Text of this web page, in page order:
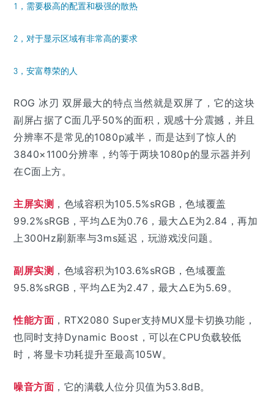
1，需要极高的配置和极强的散热
2，对于显示区域有非常高的要求
3，安富尊荣的人
ROG 冰刃 双屏最大的特点当然就是双屏了，它的这块
副屏占据了C面几乎50%的面积，观感十分震撼，并且
分辨率不是常见的1080p减半，而是达到了惊人的
3840×1100分辨率，约等于两块1080p的显示器并列
在C面上方。
主屏实测 ，色域容积为105.5%sRGB，色域覆盖
99.2%sRGB，平均△E为0.76，最大△E为2.84，再加
上300Hz刷新率与3ms延迟，玩游戏没问题。
副屏实测 ，色域容积为103.6%sRGB，色域覆盖
95.8%sRGB，平均△E为2.47，最大△E为5.69。
性能方面 ，RTX2080 Super支持MUX显卡切换功能，
也同时支持Dynamic Boost，可以在CPU负载较低
时，将显卡功耗提升至最高105W。
噪音方面 ，它的满载人位分贝值为53.8dB。